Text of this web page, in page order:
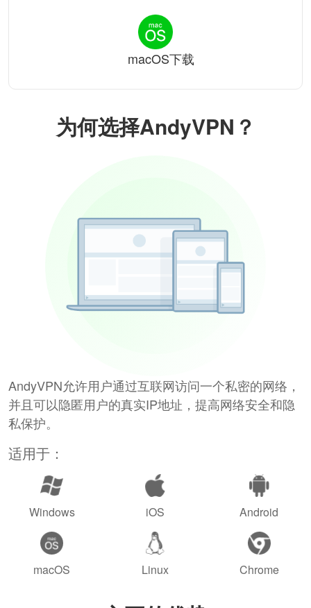
为何选择AndyVPN？
AndyVPN允许用户通过互联网访问一个私密的网络，
并且可以隐匿用户的真实IP地址，提高网络安全和隐
私保护。
适用于：
Windows iOS Android
macOS Linux Chrome
macOS下载